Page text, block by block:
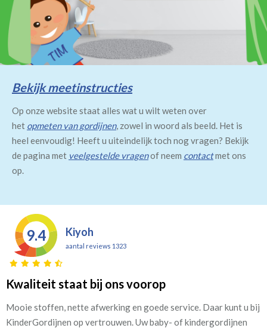
Bekijk meetinstructies
Op onze website staat alles wat u wilt weten over
het opmeten van gordijnen, zowel in woord als beeld. Het is
heel eenvoudig! Heeft u uiteindelijk toch nog vragen? Bekijk
de pagina met veelgestelde vragenof neem contactmet ons
op.
9.4 Kiyoh
aantal reviews 1323
Kwaliteit staat bij ons voorop
Mooie stoffen, nette afwerking en goede service. Daar kunt u bij
KinderGordijnen op vertrouwen. Uw baby- of kindergordijnen